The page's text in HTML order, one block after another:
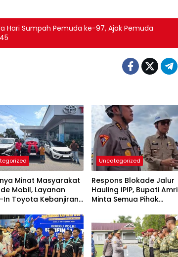
Hari Sumpah Pemuda ke-97, Ajak Pemuda
Minat Masyarakat
Mobil, Layanan
In Toyota Kebanjiran
Uncategorized
Respons Blokade Jalur
Hauling IPIP, Bupati Amri
Minta Semua Pihak
Kepastian Hukum